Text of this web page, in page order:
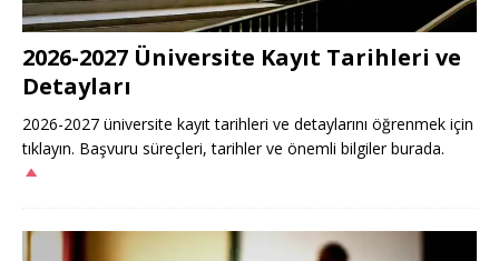
2026-2027 Üniversite Kayıt Tarihleri ve
Detayları
2026-2027 üniversite kayıt tarihleri ve detaylarını öğrenmek için
tıklayın. Başvuru süreçleri, tarihler ve önemli bilgiler burada.